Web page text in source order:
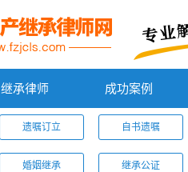
继承律师 成功案例
遗嘱订立 自书遗嘱
婚姻继承 继承公证